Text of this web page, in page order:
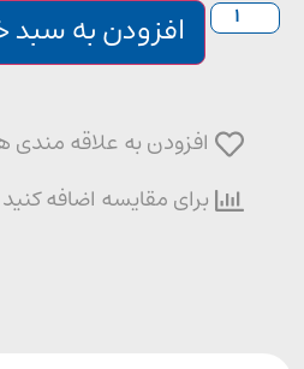
افزودن به سبد خرید
افزودن به علاقه مندی ها
برای مقایسه اضافه کنید